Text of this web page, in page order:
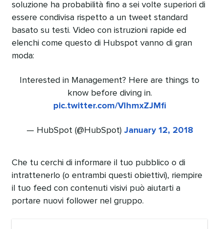
soluzione ha probabilità fino a sei volte superiori di
essere condivisa rispetto a un tweet standard
basato su testi. Video con istruzioni rapide ed
elenchi come questo di Hubspot vanno di gran
moda:
Interested in Management? Here are things to
know before diving in.
pic.twitter.com/VIhmxZJMfi
— HubSpot (@HubSpot) January 12, 2018
Che tu cerchi di informare il tuo pubblico o di
intrattenerlo (o entrambi questi obiettivi), riempire
il tuo feed con contenuti visivi può aiutarti a
portare nuovi follower nel gruppo.